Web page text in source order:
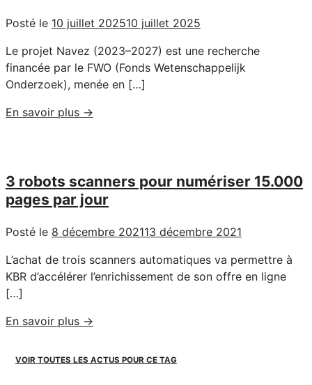
Posté le 10 juillet 202510 juillet 2025
Le projet Navez (2023–2027) est une recherche
financée par le FWO (Fonds Wetenschappelijk
Onderzoek), menée en […]
En savoir plus "Un
pour
les
stagiaires
:
projet
Navez "
→
3 robots scanners pour numériser 15.000
pages par jour
Posté le 8 décembre 202113 décembre 2021
L’achat de trois scanners automatiques va permettre à
KBR d’accélérer l’enrichissement de son offre en ligne
[…]
En savoir plus "3
scanners
→
VOIR TOUTES LES ACTUS POUR CE TAG